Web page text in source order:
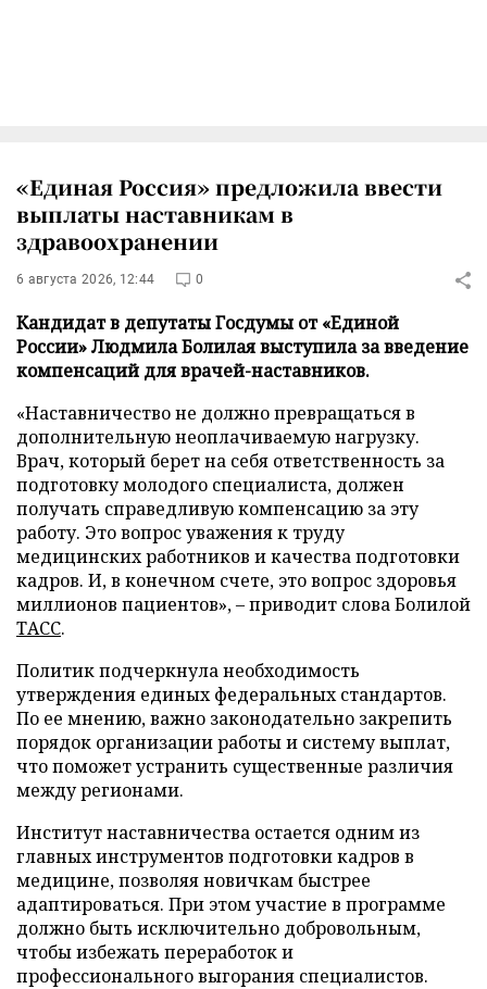
«Единая Россия» предложила ввести
выплаты наставникам в
здравоохранении
6 августа 2026, 12:44 0
Кандидат в депутаты Госдумы от «Единой
России» Людмила Болилая выступила за введение
компенсаций для врачей-наставников.
«Наставничество не должно превращаться в
дополнительную неоплачиваемую нагрузку.
Врач, который берет на себя ответственность за
подготовку молодого специалиста, должен
получать справедливую компенсацию за эту
работу. Это вопрос уважения к труду
медицинских работников и качества подготовки
кадров. И, в конечном счете, это вопрос здоровья
миллионов пациентов», – приводит слова Болилой
ТАСС.
Политик подчеркнула необходимость
утверждения единых федеральных стандартов.
По ее мнению, важно законодательно закрепить
порядок организации работы и систему выплат,
что поможет устранить существенные различия
между регионами.
Институт наставничества остается одним из
главных инструментов подготовки кадров в
медицине, позволяя новичкам быстрее
адаптироваться. При этом участие в программе
должно быть исключительно добровольным,
чтобы избежать переработок и
профессионального выгорания специалистов.